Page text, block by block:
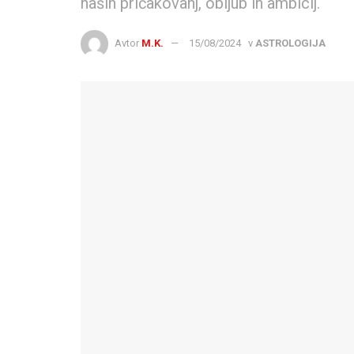
Avtor M.K. 15/08/2024 v ASTROLOGIJA